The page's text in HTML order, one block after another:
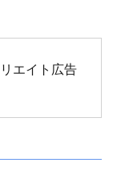
エイト広告